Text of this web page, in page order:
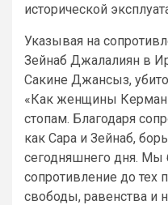
исторической
Указывая на
Зейнаб Джалалиян в
Сакине Джансыз,
«Как женщины
стопам. Благодаря
как Сара и Зейнаб,
сегодняшнего дня. Мы
сопротивление до тех
свободы, равенства и